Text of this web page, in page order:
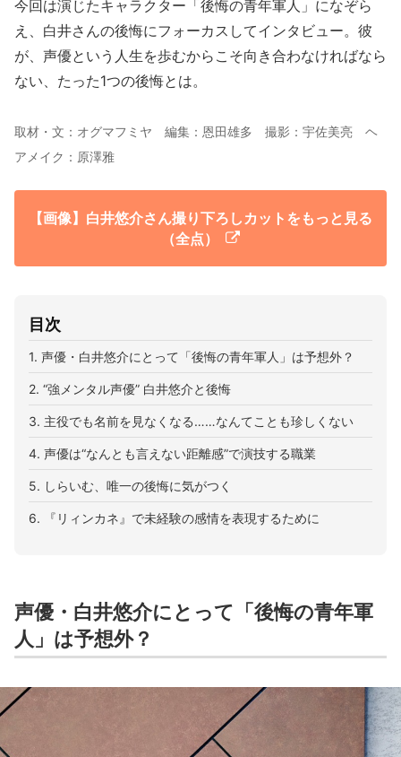
今回は演じたキャラクター「後悔の青年軍人」になぞら
え、白井さんの後悔にフォーカスしてインタビュー。彼
が、声優という人生を歩むからこそ向き合わなければなら
ない、たった1つの後悔とは。
取材・文：オグマフミヤ 編集：恩田雄多 撮影：宇佐美亮 ヘ
アメイク：原澤雅
【画像】白井悠介さん撮り下ろしカットをもっと見る
（全点）
目次
1. 声優・白井悠介にとって「後悔の青年軍人」は予想外？
2. “強メンタル声優” 白井悠介と後悔
3. 主役でも名前を見なくなる……なんてことも珍しくない
4. 声優は“なんとも言えない距離感”で演技する職業
5. しらいむ、唯一の後悔に気がつく
6. 『リィンカネ』で未経験の感情を表現するために
声優・白井悠介にとって「後悔の青年軍
人」は予想外？